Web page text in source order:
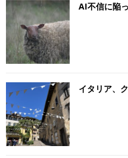
AI不信に陥
イタリア、